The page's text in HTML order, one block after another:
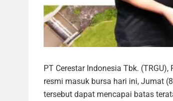
PT Cerestar Indonesia Tbk.
resmi masuk bursa hari ini, Jumat
tersebut dapat mencapai batas